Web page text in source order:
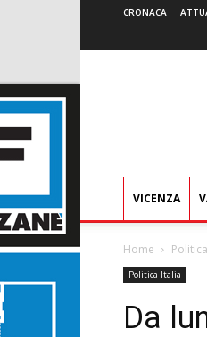
CRONACA
VICENZA
Home
Politica Italia
Da